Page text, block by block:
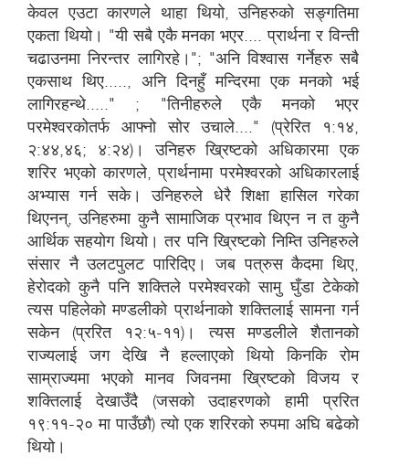
केवल एउटा कारणले थाहा थियो, उनिहरुको सङ्गतिमा
एकता थियो। "यी सबै एकै मनका भएर.... प्रार्थना र विन्ती
चढाउनमा निरन्तर लागिरहे।"; "अनि विश्वास गर्नेहरु सबै
एकसाथ थिए....., अनि दिनहुँ मन्दिरमा एक मनको भई
लागिरहन्थे....." ; "तिनीहरुले एकै मनको भएर
परमेश्वरकोतर्फ आफ्नो सोर उचाले...." (प्रेरित १:१४,
२:४४,४६; ४:२४)। उनिहरु ख्रिष्टको अधिकारमा एक
शरिर भएको कारणले, प्रार्थनामा परमेश्वरको अधिकारलाई
अभ्यास गर्न सके। उनिहरुले धेरै शिक्षा हासिल गरेका
थिएनन्, उनिहरुमा कुनै सामाजिक प्रभाव थिएन न त कुनै
आर्थिक सहयोग थियो। तर पनि ख्रिष्टको निम्ति उनिहरुले
संसार नै उलटपुलट पारिदिए। जब पत्रुस कैदमा थिए,
हेरोदको कुनै पनि शक्तिले परमेश्वरको सामु घुँडा टेकेको
त्यस पहिलेको मण्डलीको प्रार्थनाको शक्तिलाई सामना गर्न
सकेन (प्ररित १२:५-११)। त्यस मण्डलीले शैतानको
राज्यलाई जग देखि नै हल्लाएको थियो किनकि रोम
साम्राज्यमा भएको मानव जिवनमा ख्रिष्टको विजय र
शक्तिलाई देखाउँदै (जसको उदाहरणको हामी प्ररित
१९:११-२० मा पाउँछौ) त्यो एक शरिरको रुपमा अघि बढेको
थियो।